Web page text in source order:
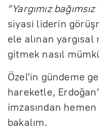
“Yargımız
siyasi liderin
ele alınan yargısal
gitmek nasıl
Özel'in gündeme
hareketle,
imzasından
bakalım.